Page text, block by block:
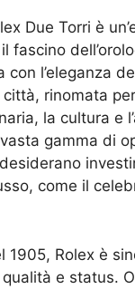
Due Torri è
fascino
con l’eleganza
rinomata
la cultura e
gamma di
come il
1905, Rolex è
e status.